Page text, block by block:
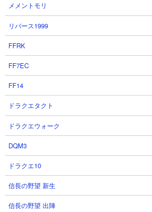
５．密林の異変Ⅲ 牙研ぐ死海魚
黒嬢を使った無課金5種のみで攻略
【出撃メンバー】
【攻略概要】
「猫叉Master」さんの攻略動画です。ノーア
コンボ。編成ははにわ、飛脚、暗黒嬢、ネコ
のみで挑んでいます。暗黒嬢の波動で雑魚を
ーザや飛脚でラングマスターを撃破。あとは
をじっくり処理して勝ち確です。
メメントモリ
リバース1999
FFRK
FF7EC
FF14
ドラクエタクト
ドラクエウォーク
DQM3
ドラクエ10
信長の野望 新生
信長の野望 出陣